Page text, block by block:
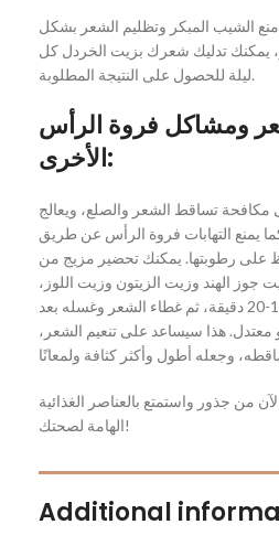
الشيب المبكر وتظليم الشعر بشكل
يمكنك تدليك شعرك بزيت الخردل كل
ليلة للحصول على النتيجة المطلوبة.
ومشاكل فروة الرأس
الأخرى:
تساقط الشعر والصلع، ويعالج
يمنع التهابات فروة الرأس عن طريق
على رطوبتها. يمكنك تحضير مزيج من
جوز الهند وزيت الزيتون وزيت اللوز،
وتدليك فروة رأسك لمدة 15-20 دقيقة، ثم غطاء الشعر وغسله بعد
معتدل. هذا سيساعد على تنعيم الشعر،
من جذور واستمتع بالعناصر الغذائية
الهامة لصحتك!
Additional